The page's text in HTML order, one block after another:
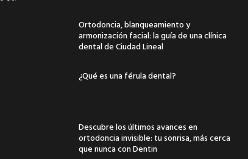
Ortodoncia, blanqueamiento y
armonización facial: la guía de una clínica
dental de Ciudad Lineal
¿Qué es una férula dental?
Descubre los últimos avances en
ortodoncia invisible: tu sonrisa, más cerca
que nunca con Dentin